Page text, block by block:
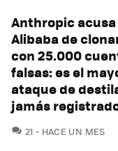
Anthropic acusa
Alibaba de
con 25.000
falsas: es el
ataque de
jamás
21 COMENTARIOS
HACE UN MES